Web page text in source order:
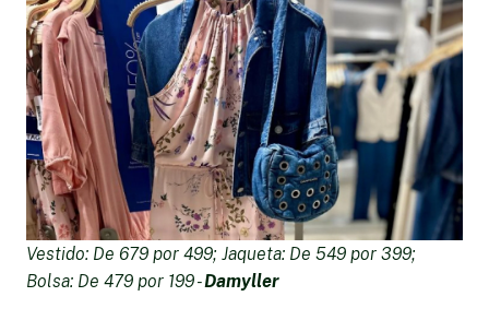
Vestido: De 679 por 499; Jaqueta: De 549 por 399;
Bolsa: De 479 por 199 -Damyller